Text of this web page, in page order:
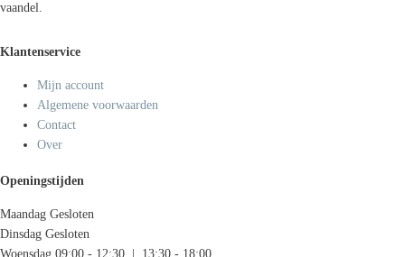
vaandel.
Klantenservice
Mijn account
Algemene voorwaarden
Contact
Over
Openingstijden
Maandag Gesloten
Dinsdag Gesloten
Woensdag 09:00 - 12:30 | 13:30 - 18:00